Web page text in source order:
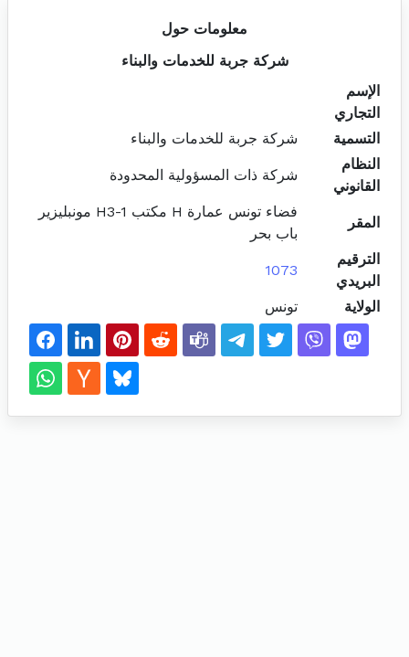
معلومات حول
شركة جربة للخدمات والبناء
الإسم
التجاري
التسمية
شركة جربة للخدمات والبناء
النظام
القانوني
شركة ذات المسؤولية المحدودة
المقر
فضاء تونس عمارة H مكتب H3-1 مونبليزير
باب بحر
الترقيم
البريدي
1073
الولاية تونس